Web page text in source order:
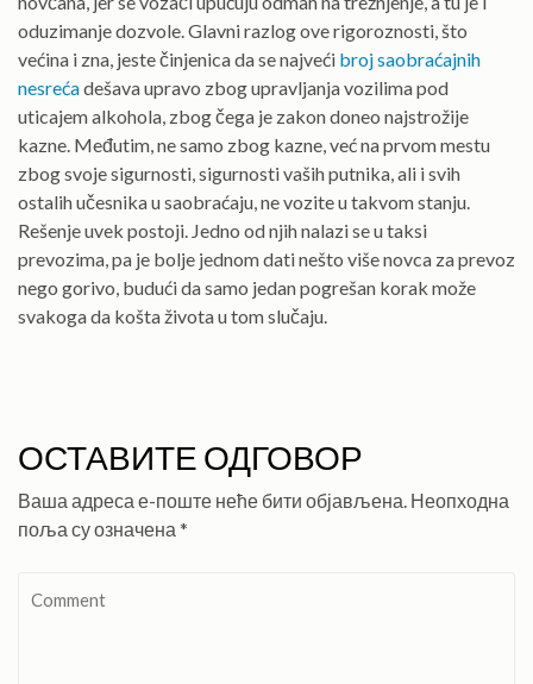
oduzimanje dozvole. Glavni razlog ove rigoroznosti, što
većina i zna, jeste činjenica da se najveći broj saobraćajnih
nesrećadešava upravo zbog upravljanja vozilima pod
uticajem alkohola, zbog čega je zakon doneo najstrožije
kazne. Međutim, ne samo zbog kazne, već na prvom mestu
zbog svoje sigurnosti, sigurnosti vaših putnika, ali i svih
ostalih učesnika u saobraćaju, ne vozite u takvom stanju.
Rešenje uvek postoji. Jedno od njih nalazi se u taksi
prevozima, pa je bolje jednom dati nešto više novca za prevoz
nego gorivo, budući da samo jedan pogrešan korak može
svakoga da košta života u tom slučaju.
ОСТАВИТЕ ОДГОВОР
Ваша адреса е-поште неће бити објављена. Неопходна
поља су означена *